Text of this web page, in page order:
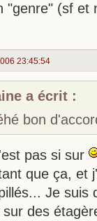
"genre" (sf et
23:45:54
a écrit :
bon
pas si sur
que ça, et
Je suis
sur des